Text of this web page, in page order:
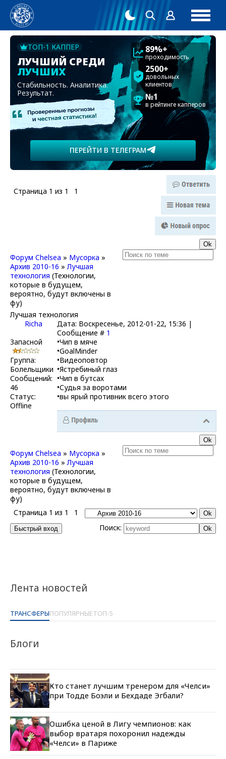
Лента новостей
ТРАНСФЕРЫПОПУЛЯРНЫЕТОП-5
Блоги
Кто станет лучшим тренером для «Челси»
при Тодде Боэли и Бехдаде Эгбали?
Ошибка ценой в Лигу чемпионов: как
выбор вратаря похоронил надежды
«Челси» в Париже
ТОП-1 КАППЕР
ЛУЧШИЙ СРЕДИ
ЛУЧШИХ
Стабильность. Аналитика.
Результат.
89%+
проходимость
2500+
довольных
клиентов
№1
в рейтинге капперов
ПЕРЕЙТИ В ТЕЛЕГРАМ
Страница 1 из 1 1
Форум Chelsea » Мусорка »
Архив 2010-16 » Лучшая
технология (Технологии,
которые в будущем,
вероятно, будут включены в
фу)
Лучшая технология
Richa
Дата: Воскресенье, 2012-01-22, 15:36 |
Сообщение # 1
Запасной
Группа:
Болельщики
Сообщений:
46
Статус:
Offline
•Чип в мяче
•GoalMinder
•Видеоповтор
•Ястребиный глаз
•Чип в бутсах
•Судья за воротами
•вы ярый противник всего этого
Форум Chelsea » Мусорка »
Архив 2010-16 » Лучшая
технология (Технологии,
которые в будущем,
вероятно, будут включены в
фу)
Страница 1 из 1
1
Поиск: